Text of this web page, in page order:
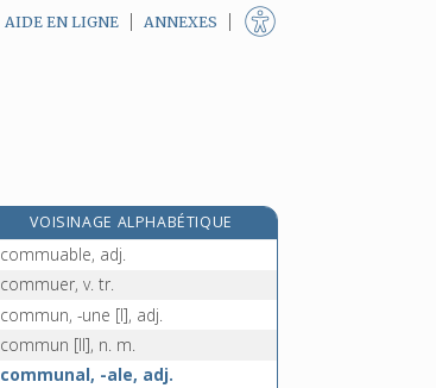
AIDE EN LIGNE ANNEXES
VOISINAGE ALPHABÉTIQUE
commuabilité, n. f.
commuable, adj.
commuer, v. tr.
commun, -une [I], adj.
commun [II], n. m.
communal, -ale, adj.